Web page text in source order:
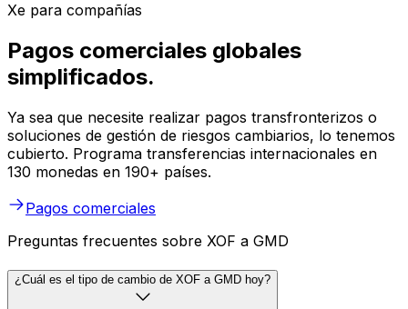
Xe para compañías
Pagos comerciales globales
simplificados.
Ya sea que necesite realizar pagos transfronterizos o
soluciones de gestión de riesgos cambiarios, lo tenemos
cubierto. Programa transferencias internacionales en
130 monedas en 190+ países.
Pagos comerciales
Preguntas frecuentes sobre XOF a GMD
¿Cuál es el tipo de cambio de XOF a GMD hoy?